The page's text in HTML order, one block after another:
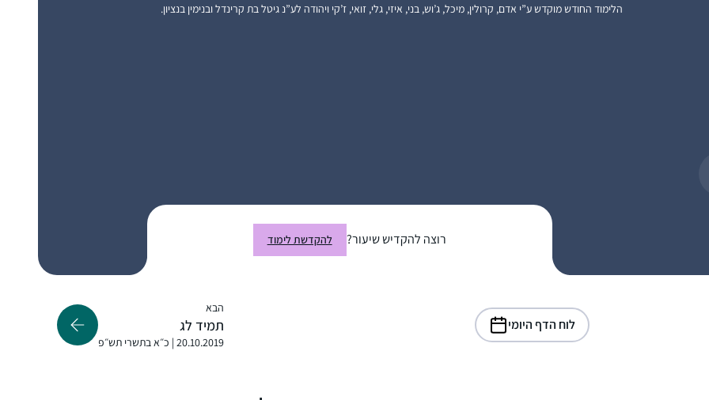
הלימוד החודש מוקדש ע”י אדם, קרולין, מיכל, ג’וש, בני, איזי, גלי, זואי, ז’קי ויהודה לע”נ גיטל בת קרינדל ובנימין בנציון.
רוצה להקדיש שיעור? להקדשת לימוד
לוח הדף היומי
הבא
תמיד לג
20.10.2019 | כ״א בתשרי תש״פ
הייתי לפני שנתיים בסיום הדרן נשים בבנייני
האומה והחלטתי להתחיל. אפילו רק כמה דפים,
מעין צבת בצבת עשויה שהיא עצומה בהיקפה.”
לימוד עם הרבנית מישל עם כוס הקפה שלי!!